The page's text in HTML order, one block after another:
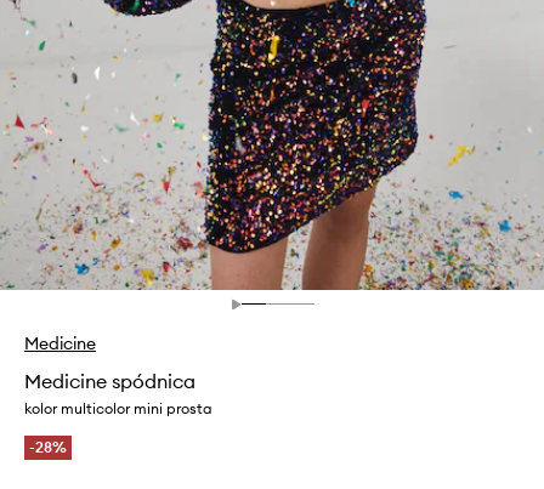
Medicine
Medicine spódnica
kolor multicolor mini prosta
-28%